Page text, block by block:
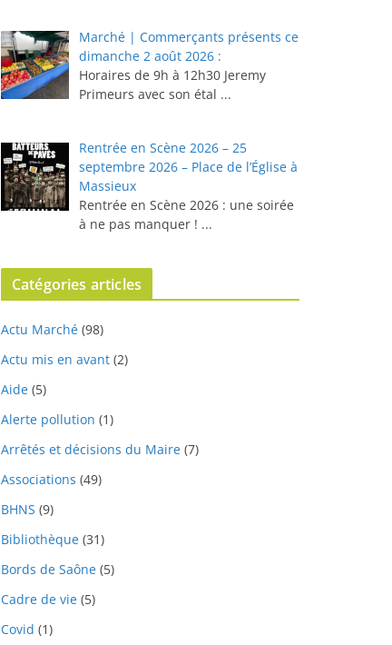
Marché | Commerçants présents ce
dimanche 2 août 2026 :
Horaires de 9h à 12h30 ⁠Jeremy
Primeurs avec son étal ...
Rentrée en Scène 2026 – 25
septembre 2026 – Place de l’Église à
Massieux
Rentrée en Scène 2026 : une soirée
à ne pas manquer ! ...
Catégories articles
Actu Marché (98)
Actu mis en avant (2)
Aide (5)
Alerte pollution (1)
Arrêtés et décisions du Maire (7)
Associations (49)
BHNS (9)
Bibliothèque (31)
Bords de Saône (5)
Cadre de vie (5)
Covid (1)